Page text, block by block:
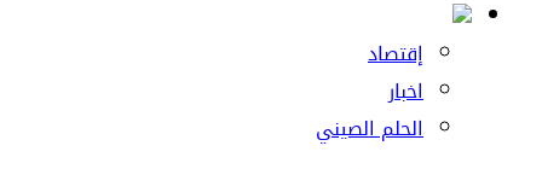
إقتصاد
اخبار
الحلم الصيني